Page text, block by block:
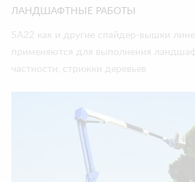
ЛАНДШАФТНЫЕ РАБОТЫ
SA22 как и другие спайдер-вышки
применяются для выполнения
частности, стрижки деревьев